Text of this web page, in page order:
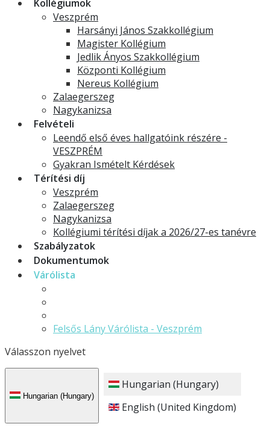
Kollégiumok
Veszprém
Harsányi János Szakkollégium
Magister Kollégium
Jedlik Ányos Szakkollégium
Központi Kollégium
Nereus Kollégium
Zalaegerszeg
Nagykanizsa
Felvételi
Leendő első éves hallgatóink részére -
VESZPRÉM
Gyakran Ismételt Kérdések
Térítési díj
Veszprém
Zalaegerszeg
Nagykanizsa
Kollégiumi térítési díjak a 2026/27-es tanévre
Szabályzatok
Dokumentumok
Várólista
Felsős Lány Várólista - Veszprém
Válasszon nyelvet
Hungarian (Hungary)
Hungarian (Hungary)
English (United Kingdom)